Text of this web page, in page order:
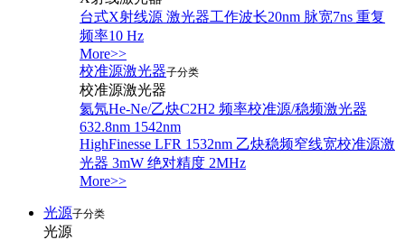
台式X射线源 激光器工作波长20nm 脉宽7ns 重复
频率10 Hz
More>>
校准源激光器子分类
校准源激光器
氦氖He-Ne/乙炔C2H2 频率校准源/稳频激光器
632.8nm 1542nm
HighFinesse LFR 1532nm 乙炔稳频窄线宽校准源激
光器 3mW 绝对精度 2MHz
More>>
光源子分类
光源